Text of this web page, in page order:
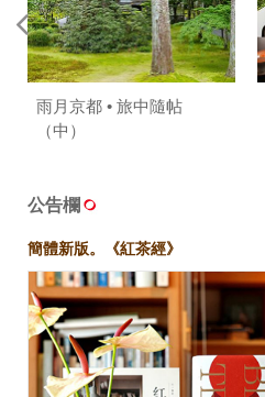
雨月京都 • 旅中隨帖
（中）
公告欄
簡體新版。《紅茶經》